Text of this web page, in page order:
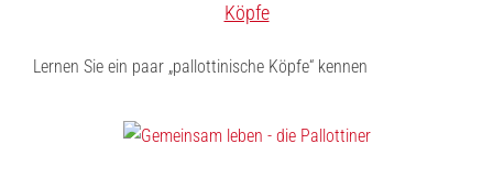
Köpfe
Lernen Sie ein paar „pallottinische Köpfe“ kennen